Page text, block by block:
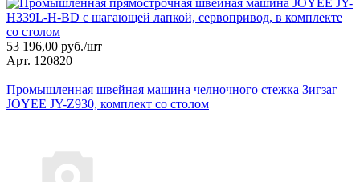
53 196,00 руб./шт
Арт. 120820
Промышленная швейная машина челночного стежка Зигзаг
JOYEE JY-Z930, комплект со столом